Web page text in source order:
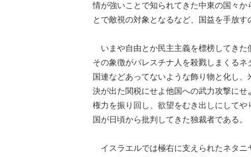
情が強いことで知られてきた中東の国々
とで敵視の対象となるなど、国益を手放す
いまや自由とか民主主義を標榜してきた
その象徴がパレスチナ人を殺戮しまくるネ
国連などあってないような飾り物と化し
決が出た関税にせよ他国への武力攻撃に
権力を振り回し、欲望をむき出しにして
国が日頃から批判してきた独裁者である。
イスラエルでは極右に支えられたネタニ